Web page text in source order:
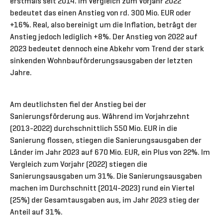
bedeutet das einen Anstieg von rd. 300 Mio. EUR oder
+16%. Real, also bereinigt um die Inflation, beträgt der
Anstieg jedoch lediglich +8%. Der Anstieg von 2022 auf
2023 bedeutet dennoch eine Abkehr vom Trend der stark
sinkenden Wohnbauförderungsausgaben der letzten
Jahre.
Am deutlichsten fiel der Anstieg bei der
Sanierungsförderung aus. Während im Vorjahrzehnt
(2013-2022) durchschnittlich 550 Mio. EUR in die
Sanierung flossen, stiegen die Sanierungsausgaben der
Länder im Jahr 2023 auf 670 Mio. EUR, ein Plus von 22%. Im
Vergleich zum Vorjahr (2022) stiegen die
Sanierungsausgaben um 31%. Die Sanierungsausgaben
machen im Durchschnitt (2014-2023) rund ein Viertel
(25%) der Gesamtausgaben aus, im Jahr 2023 stieg der
Anteil auf 31%.